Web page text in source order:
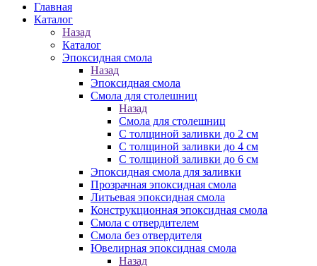
Главная
Каталог
Назад
Каталог
Эпоксидная смола
Назад
Эпоксидная смола
Смола для столешниц
Назад
Смола для столешниц
С толщиной заливки до 2 см
С толщиной заливки до 4 см
С толщиной заливки до 6 см
Эпоксидная смола для заливки
Прозрачная эпоксидная смола
Литьевая эпоксидная смола
Конструкционная эпоксидная смола
Смола с отвердителем
Смола без отвердителя
Ювелирная эпоксидная смола
Назад